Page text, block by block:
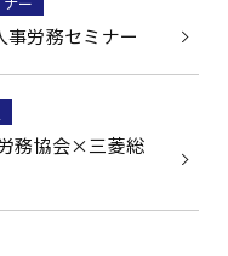
労務セミナー
務協会×三菱総